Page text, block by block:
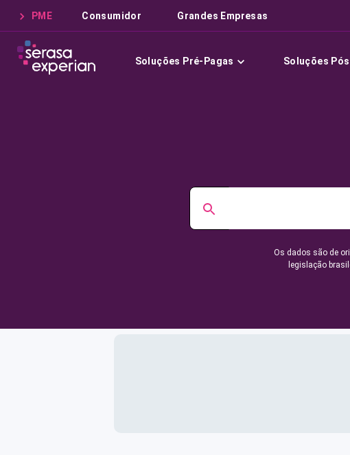
PME Consumidor Grandes Empresas
Soluções Pré-Pagas Soluções
Os dados são de
legislação